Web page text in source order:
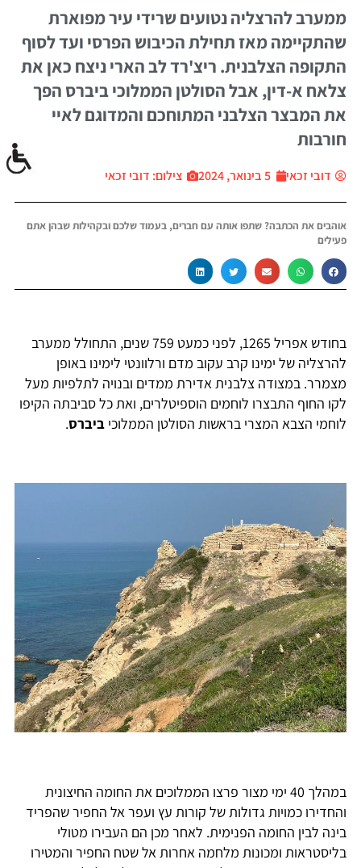
ממערב להרצליה נטועים שרידי עיר מפוארת
שהתקיימה מאז תחילת הכיבוש הפרסי ועד לסוף
התקופה הצלבנית. ריצ'רד לב הארי ניצח כאן את
צלאח א-דין, אבל הסולטן הממלוכי ביברס הפך
את המבצר הצלבני המתוחכם והמדוגם לאיי
חורבות
דובי זכאי 5 בינואר, 2024 צילום: דובי זכאי
אוהבים את הכתבה? שתפו אותה עם חברים, בעמוד שלכם ובקהילות שבהן אתם
פעילים
בחודש אפריל 1265, לפני כמעט 759 שנים, התחולל ממערב
להרצליה של ימינו קרב עקוב מדם ורלוונטי לימינו באופן
מצמרר. במצודה צלבנית אדירת ממדים ובנויה לתלפיות מעל
לקו החוף התבצרו לוחמים הוספיטלרים, ואת כל סביבתה הקיפו
לוחמי הצבא המצרי בראשות הסולטן הממלוכי ביברס.
במהלך 40 ימי מצור פרצו הממלוכים את החומה החיצונית
והחדירו כמויות גדולות של קורות עץ ועפר אל החפיר שהפריד
בינה לבין החומה הפנימית. לאחר מכן הם העבירו מטולי
בליסטראות ומכונות מלחמה אחרות אל שטח החפיר והמטירו